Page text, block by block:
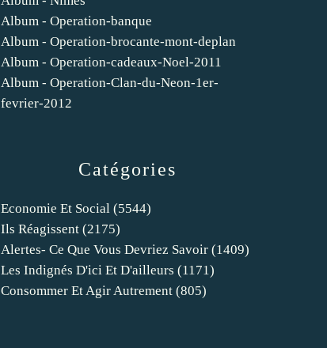
Catégories
Economie Et Social (5544)
Ils Réagissent (2175)
Alertes- Ce Que Vous Devriez Savoir (1409)
Les Indignés D'ici Et D'ailleurs (1171)
Consommer Et Agir Autrement (805)
Album - Operation-banque
Album - Operation-brocante-mont-deplan
Album - Operation-cadeaux-Noel-2011
Album - Operation-Clan-du-Neon-1er-
fevrier-2012